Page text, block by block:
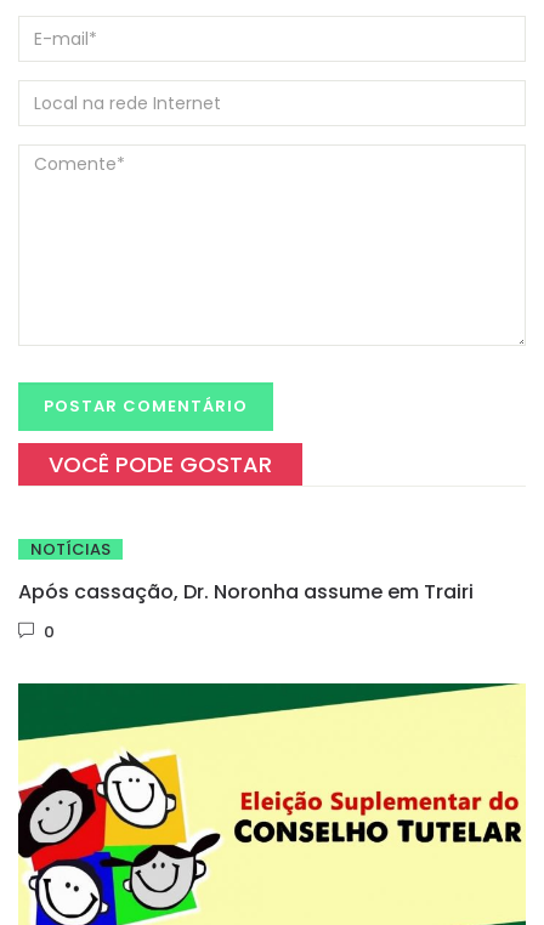
VOCÊ PODE GOSTAR
NOTÍCIAS
Após cassação, Dr. Noronha assume em Trairi
0